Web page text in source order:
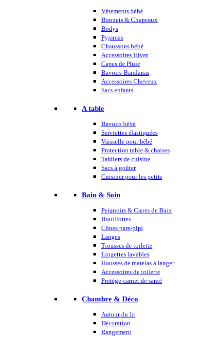
Vêtements bébé
Bonnets & Chapeaux
Bodys
Pyjamas
Chaussons bébé
Accessoires Hiver
Capes de Pluie
Bavoirs-Bandanas
Accessoires Cheveux
Sacs enfants
A table
Bavoirs bébé
Serviettes élastiquées
Vaisselle pour bébé
Protection table & chaises
Tabliers de cuisine
Sacs à goûter
Cuisiner pour les petits
Bain & Soin
Peignoirs & Capes de Bain
Bouillottes
Cônes pare-pipi
Langes
Trousses de toilette
Lingettes lavables
Housses de matelas à langer
Accessoires de toilette
Protège-carnet de santé
Chambre & Déco
Autour du lit
Décoration
Rangement